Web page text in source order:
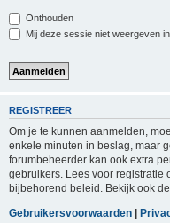
Onthouden
Mij deze sessie niet weergeven
REGISTREER
Om je te kunnen aanmelden,
enkele minuten in beslag, maar
forumbeheerder kan ook extra
gebruikers. Lees voor registratie
bijbehorend beleid. Bekijk ook
Gebruikersvoorwaarden |